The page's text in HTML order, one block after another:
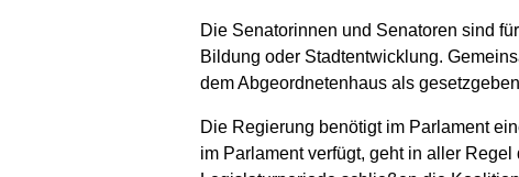
Die Senatorinnen und Senatoren sind
Bildung oder Stadtentwicklung.
dem Abgeordnetenhaus als
Die Regierung benötigt im Parlament
im Parlament verfügt, geht in aller